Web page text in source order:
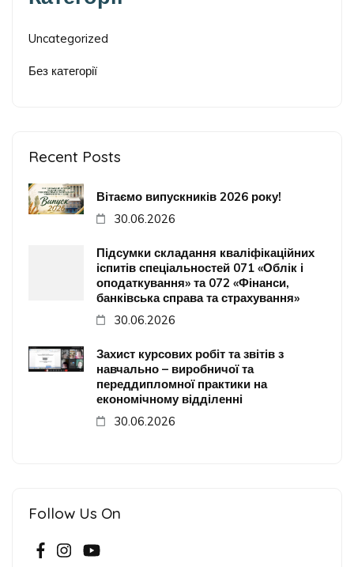
Uncategorized
Без категорії
Recent Posts
Вітаємо випускників 2026 року!
30.06.2026
Підсумки складання кваліфікаційних
іспитів спеціальностей 071 «Облік і
оподаткування» та 072 «Фінанси,
банківська справа та страхування»
30.06.2026
Захист курсових робіт та звітів з
навчально – виробничої та
переддипломної практики на
економічному відділенні
30.06.2026
Follow Us On